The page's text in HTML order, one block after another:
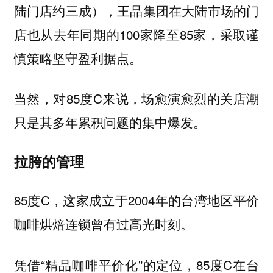
陆门店约三成），王品集团在大陆市场的门
店也从去年同期的100家降至85家，采取谨
慎策略坚守盈利据点。
当然，对85度C来说，场愈演愈烈的关店潮
只是其多年累积问题的集中爆发。
拉胯的管理
85度C，这家成立于2004年的台湾地区平价
咖啡烘焙连锁曾有过高光时刻。
凭借“精品咖啡平价化”的定位，85度C在台